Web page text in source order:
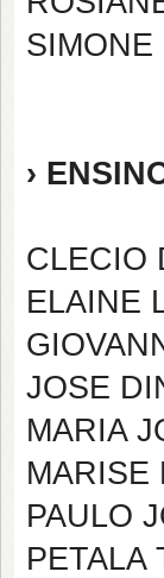
SIMONE
›
CLECIO
ELAINE
JOSE
MARIA
MARISE
PAULO
PETALA